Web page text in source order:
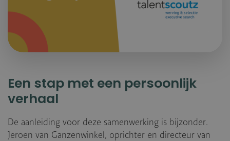
Een stap met een persoonlijk
verhaal
De aanleiding voor deze samenwerking is bijzonder.
Jeroen van Ganzenwinkel, oprichter en directeur van